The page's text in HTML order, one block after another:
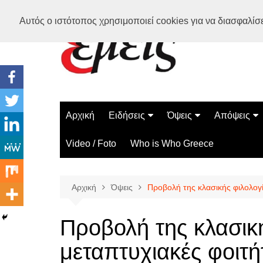
Αυτός ο ιστότοπος χρησιμοποιεί cookies για να
Αρχική Ειδήσεις
Ελλάδα
Διεθνή
Όψεις
Διάστημα
Επιστήμη
Περίεργα
Απόψεις
Video / Foto Who is Who Greece
Αρχική Όψεις Προβολή της κλασικής
Προβολή της
μεταπτυχιακές